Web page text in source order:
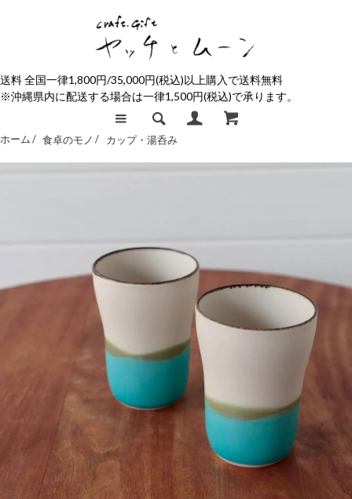
送料 全国一律1,800円/35,000円(税込)以上購入で送料無料
※沖縄県内に配送する場合は一律1,500円(税込)で承ります。
ホーム / 食卓のモノ/ カップ・湯呑み